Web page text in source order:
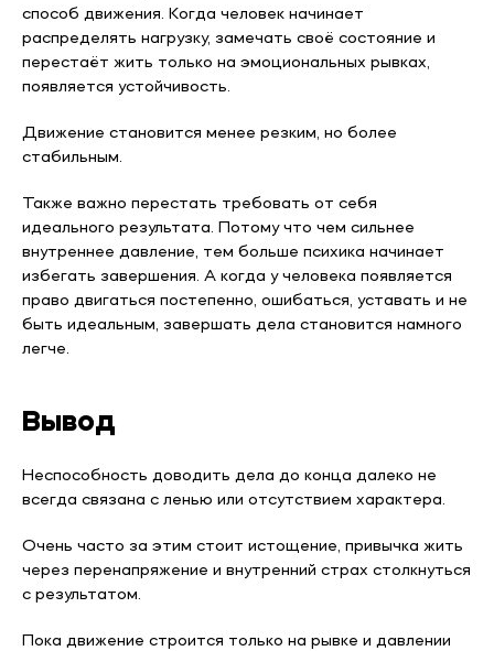
способ движения. Когда человек начинает
распределять нагрузку, замечать своё состояние и
перестаёт жить только на эмоциональных рывках,
появляется устойчивость.
Движение становится менее резким, но более
стабильным.
Также важно перестать требовать от себя
идеального результата. Потому что чем сильнее
внутреннее давление, тем больше психика начинает
избегать завершения. А когда у человека появляется
право двигаться постепенно, ошибаться, уставать и не
быть идеальным, завершать дела становится намного
легче.
Вывод
Неспособность доводить дела до конца далеко не
всегда связана с ленью или отсутствием характера.
Очень часто за этим стоит истощение, привычка жить
через перенапряжение и внутренний страх столкнуться
с результатом.
Пока движение строится только на рывке и давлении